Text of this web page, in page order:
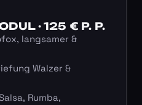
· 125 € P. P.
langsamer &
Walzer &
Rumba,